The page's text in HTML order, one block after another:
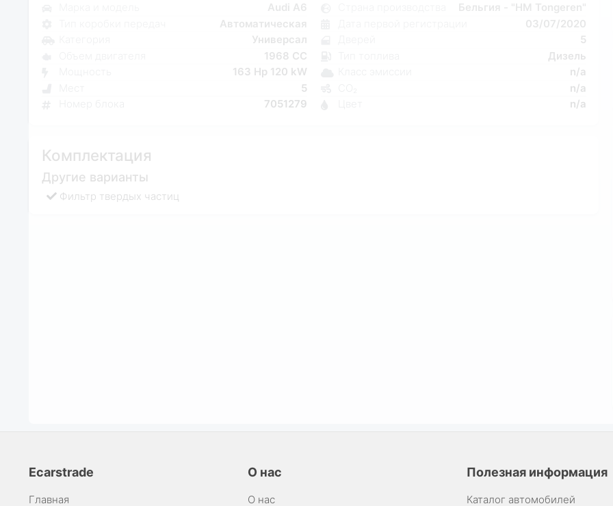
Audi A6
Автоматическая
Универсал
1968 CC
163 Hp 120 kW
5
7051279
Бельгия - "HM Tongeren"
03/07/2020
5
Дизель
n/a
n/a
n/a
Комплектация
Другие варианты
Фильтр твердых частиц
Ecarstrade
Главная
О нас
О нас
Полезная информация
Каталог автомобилей